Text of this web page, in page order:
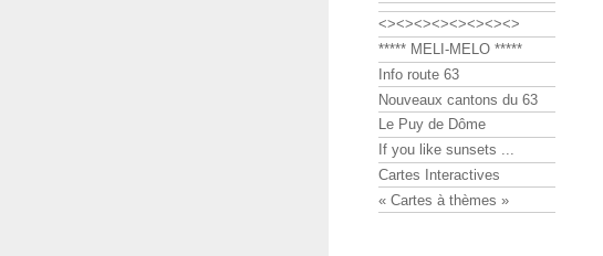
<><><><><><><><>
***** MELI-MELO *****
Info route 63
Nouveaux cantons du 63
Le Puy de Dôme
If you like sunsets ...
Cartes Interactives
« Cartes à thèmes »